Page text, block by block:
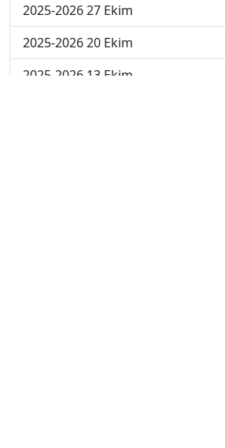
2025-2026 27 Ekim
2025-2026 20 Ekim
2025-2026 13 Ekim